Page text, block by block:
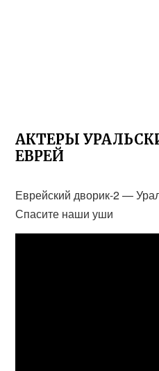
АКТЕРЫ
ЕВРЕЙ
Еврейский дворик-2 —
Спасите наши уши